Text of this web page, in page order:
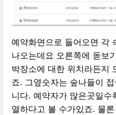
예약화면으로 들어오면 각
나오는데요 오른쪽에 돋보
박장소에 대한 위치라든지
죠. 그옆숫자는 숲나들이
니다. 예약자가 많은곳일수
열하다고 볼 수가있죠. 물